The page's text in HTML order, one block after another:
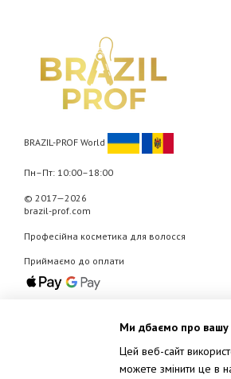
BRAZIL-PROF World
Пн–Пт: 10:00–18:00
© 2017—2026
brazil-prof.com
Професійна косметика для волосся
Приймаємо до оплати
Ми дбаємо про вашу
Цей веб-сайт
можете змінити це в